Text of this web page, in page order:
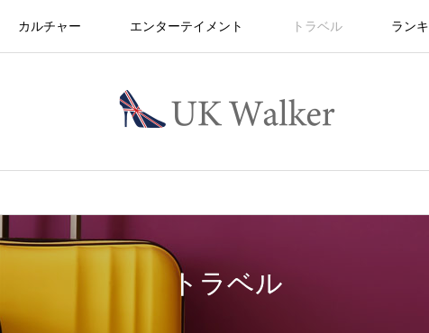
カルチャー エンターテイメント トラベル ラン
トラベル